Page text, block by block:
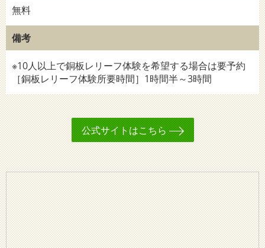
無料
備考
※10人以上で銅板レリーフ体験を希望する場合は要予約
［銅板レリーフ体験所要時間］1時間半～3時間
公式サイトはこちら